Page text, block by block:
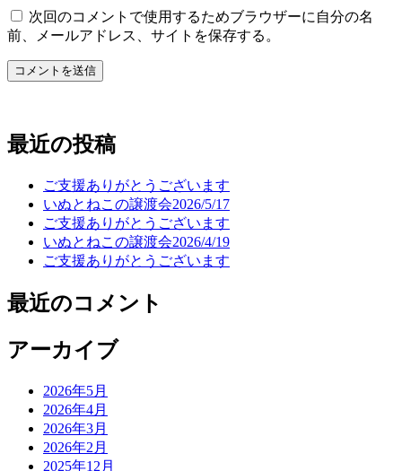
次回のコメントで使用するためブラウザーに自分の名
前、メールアドレス、サイトを保存する。
最近の投稿
ご支援ありがとうございます
いぬとねこの譲渡会2026/5/17
ご支援ありがとうございます
いぬとねこの譲渡会2026/4/19
ご支援ありがとうございます
最近のコメント
アーカイブ
2026年5月
2026年4月
2026年3月
2026年2月
2025年12月